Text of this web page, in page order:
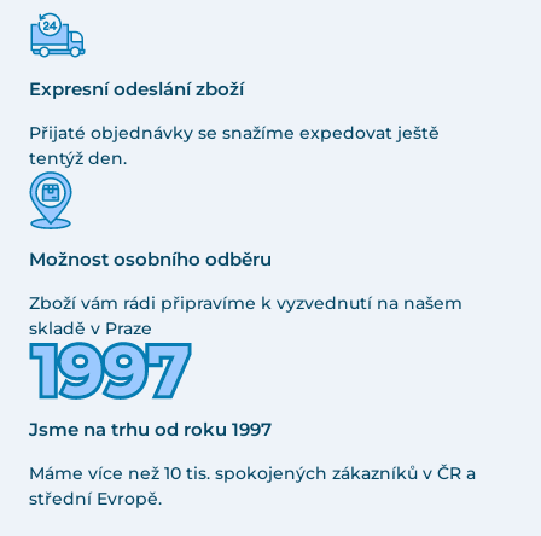
Expresní odeslání zboží
Přijaté objednávky se snažíme expedovat ještě
tentýž den.
Možnost osobního odběru
Zboží vám rádi připravíme k vyzvednutí na našem
skladě v Praze
Jsme na trhu od roku 1997
Máme více než 10 tis. spokojených zákazníků v ČR a
střední Evropě.